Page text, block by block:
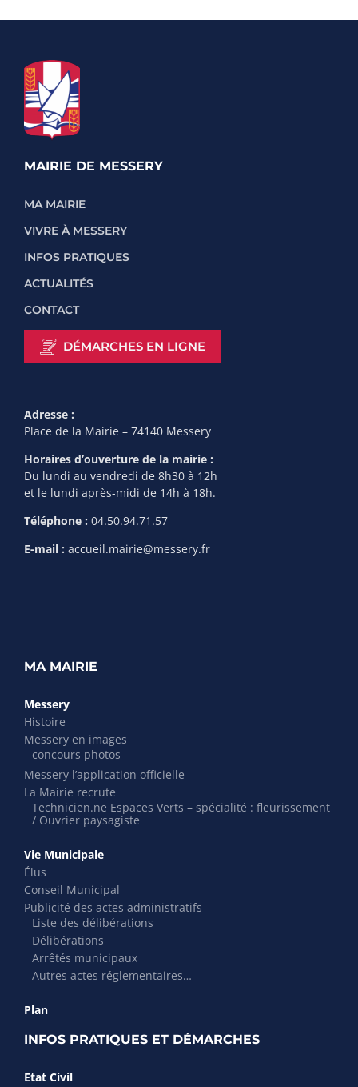
MAIRIE DE MESSERY
MA MAIRIE
VIVRE À MESSERY
INFOS PRATIQUES
ACTUALITÉS
CONTACT
DÉMARCHES EN LIGNE
Adresse :
Place de la Mairie – 74140 Messery
Horaires d’ouverture de la mairie :
Du lundi au vendredi de 8h30 à 12h
et le lundi après-midi de 14h à 18h.
Téléphone : 04.50.94.71.57
E-mail : accueil.mairie@messery.fr
MA MAIRIE
Messery
Histoire
Messery en images
concours photos
Messery l’application officielle
La Mairie recrute
Technicien.ne Espaces Verts – spécialité : fleurissement
/ Ouvrier paysagiste
Vie Municipale
Élus
Conseil Municipal
Publicité des actes administratifs
Liste des délibérations
Délibérations
Arrêtés municipaux
Autres actes réglementaires…
Plan
INFOS PRATIQUES ET DÉMARCHES
Etat Civil